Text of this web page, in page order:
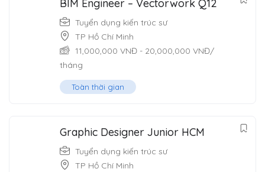
BIM Engineer – Vectorwork Q12
Tuyển dụng kiến trúc sư
TP Hồ Chí Minh
11,000,000 VNĐ - 20,000,000 VNĐ/
tháng
Toàn thời gian
Graphic Designer Junior HCM
Tuyển dụng kiến trúc sư
TP Hồ Chí Minh